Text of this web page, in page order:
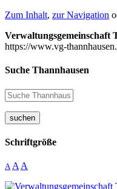
Zum Inhalt, zur Navigation
Verwaltungsgemeinschaft
https://www.vg-
Suche Thannhausen
suchen
Schriftgröße
A A A